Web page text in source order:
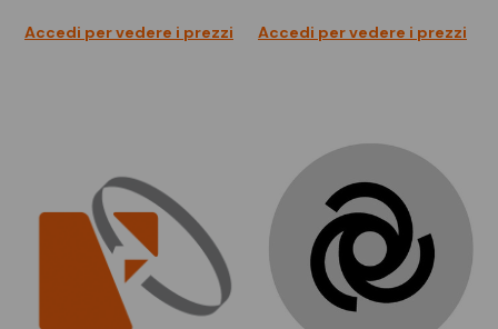
Accedi per vedere i prezzi Accedi per vedere i prezzi